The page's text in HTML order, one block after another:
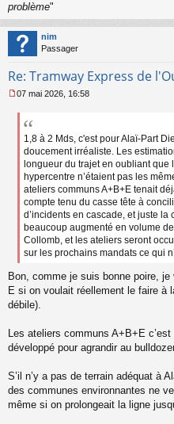
problème"
nim
Passager
Re: Tramway Express de
e
07 mai 2026, 16:58
1,8 à 2 Mds, c'est pour Alaï-Part
doucement irréaliste. Les
longueur du trajet en oubliant que
hypercentre n’étaient pas les
ateliers communs A+B+E tenait
compte tenu du casse tête à
d’incidents en cascade, et juste la
beaucoup augmenté en volume
Collomb, et les ateliers seront
sur les prochains mandats ce qui
Bon, comme je suis bonne poire,
E si on voulait réellement le faire à
débile).
Les ateliers communs A+B+E
développé pour agrandir au
S’il n’y a pas de terrain adéquat à
des communes environnantes ne
même si on prolongeait la ligne